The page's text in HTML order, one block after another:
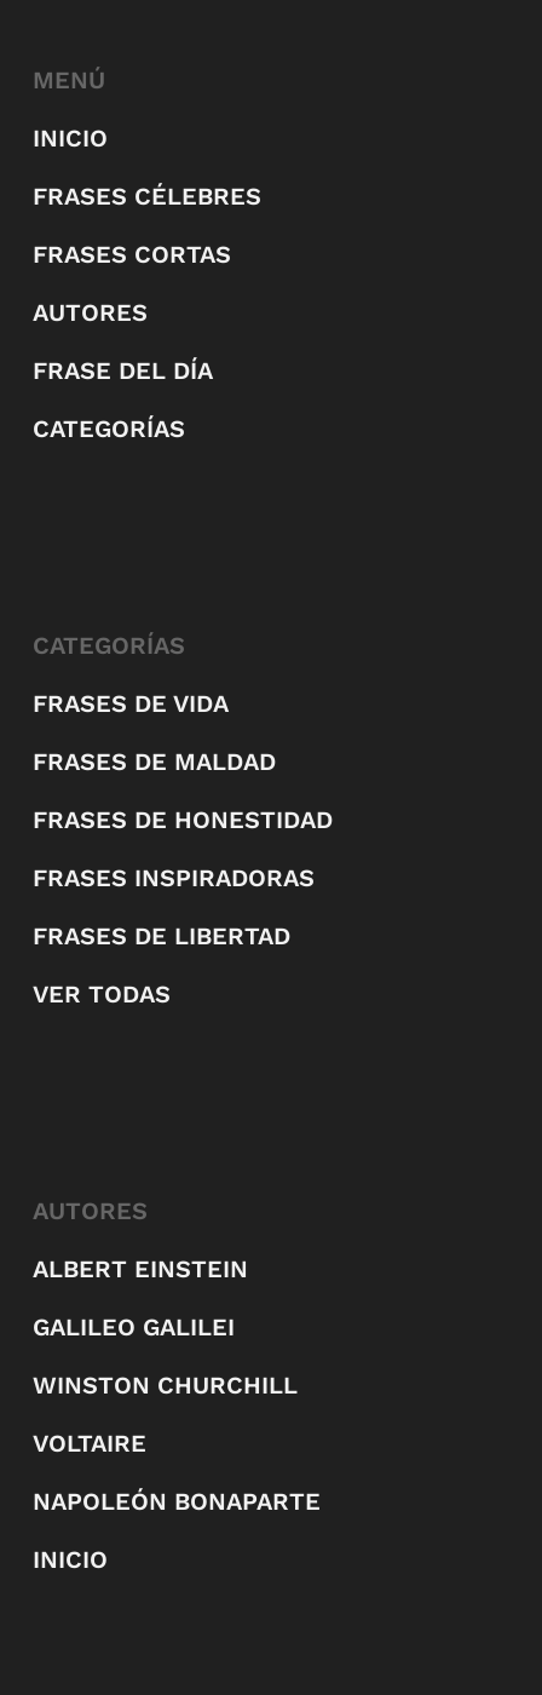
MENÚ
INICIO
FRASES CÉLEBRES
FRASES CORTAS
AUTORES
FRASE DEL DÍA
CATEGORÍAS
CATEGORÍAS
FRASES DE VIDA
FRASES DE MALDAD
FRASES DE HONESTIDAD
FRASES INSPIRADORAS
FRASES DE LIBERTAD
VER TODAS
AUTORES
ALBERT EINSTEIN
GALILEO GALILEI
WINSTON CHURCHILL
VOLTAIRE
NAPOLEÓN BONAPARTE
INICIO